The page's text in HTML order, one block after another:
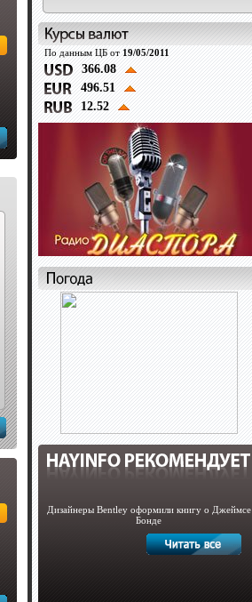
По данным ЦБ от19/05/2011
366.08
496.51
12.52
Дизайнеры Bentley оформили книгу о Джеймсе
Бонде